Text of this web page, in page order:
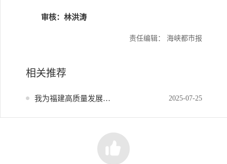
审核：林洪涛
责任编辑： 海峡都市报
相关推荐
我为福建高质量发展献策 2025-07-25